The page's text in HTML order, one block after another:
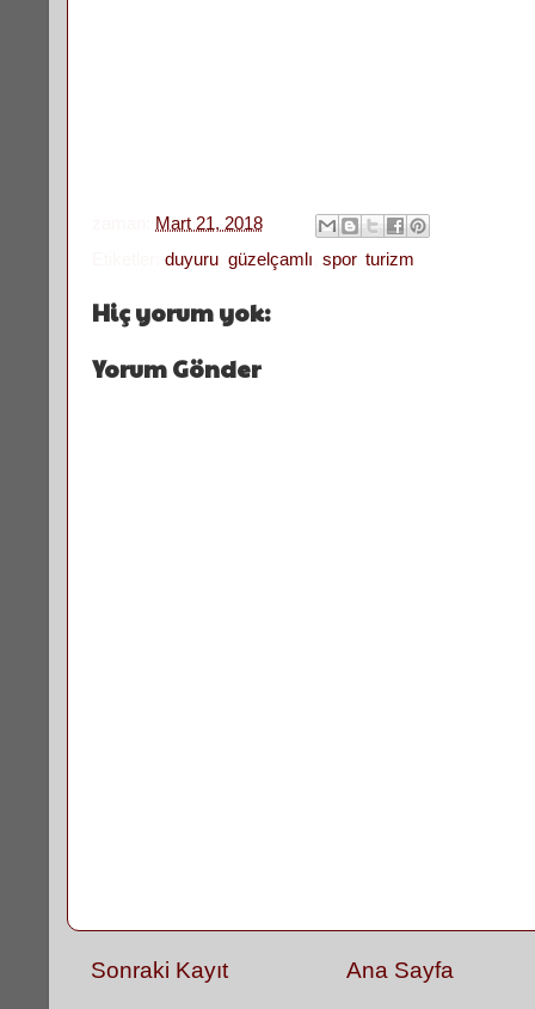
Mart 21, 2018
duyuru güzelçamlı spor, turizm
Hiç yorum yok:
Yorum Gönder
Sonraki Kayıt Ana Sayfa